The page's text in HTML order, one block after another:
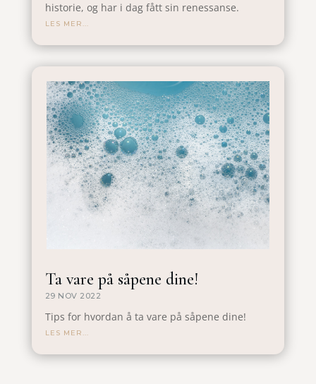
historie, og har i dag fått sin renessanse.
LES MER...
Ta vare på såpene dine!
29 NOV 2022
Tips for hvordan å ta vare på såpene dine!
LES MER...